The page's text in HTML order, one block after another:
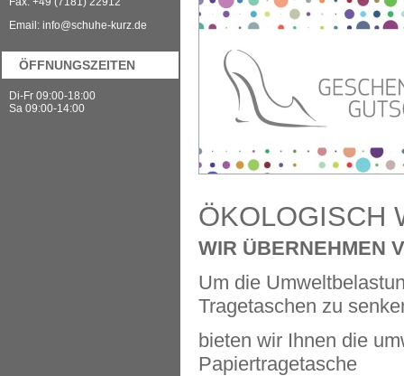
Email: info@schuhe-kurz.de
ÖFFNUNGSZEITEN
Di-Fr 09:00-18:00
Sa 09:00-14:00
ÖKOLOGISCH
WIR ÜBERNEHMEN
Um die
Tragetaschen zu
bieten wir Ihnen die
Papiertragetasche